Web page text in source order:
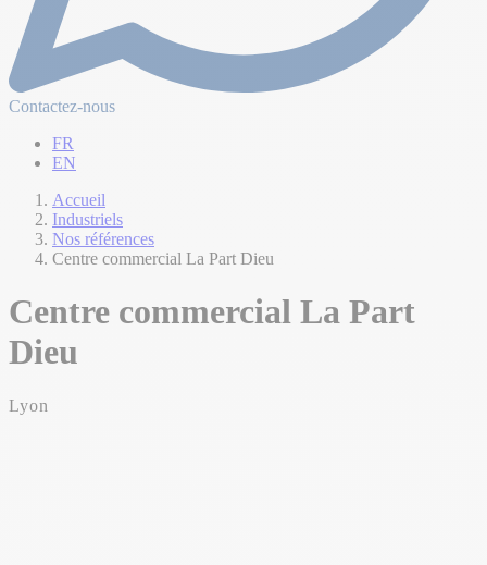
Contactez-nous
FR
EN
Accueil
Industriels
Nos références
Centre commercial La Part Dieu
Centre commercial La Part
Dieu
Lyon